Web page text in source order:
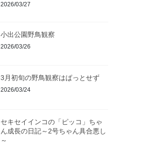
2026/03/27
小出公園野鳥観察
2026/03/26
3月初旬の野鳥観察はぱっとせず
2026/03/24
セキセイインコの「ピッコ」ちゃ
ん成長の日記～2号ちゃん具合悪し
～